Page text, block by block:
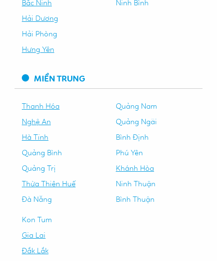
Bắc Ninh
Hải Dương
Hải Phòng
Hưng Yên
Ninh Bình
MIỀN TRUNG
Thanh Hóa
Nghệ An
Hà Tĩnh
Quảng Bình
Quảng Trị
Thừa Thiên Huế
Đà Nẵng
Quảng Nam
Quảng Ngãi
Bình Định
Phú Yên
Khánh Hòa
Ninh Thuận
Bình Thuận
Kon Tum
Gia Lai
Đắk Lắk